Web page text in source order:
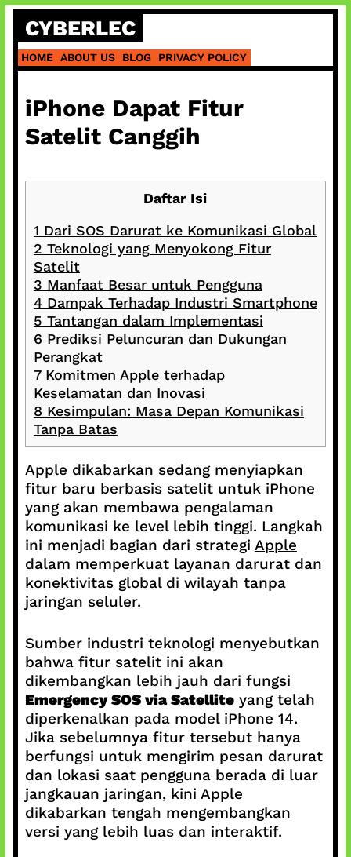
Skip
content
CYBERLEC
HOME ABOUT US BLOG PRIVACY POLICY
iPhone Dapat Fitur
Satelit Canggih
Daftar Isi
1 Dari SOS Darurat ke Komunikasi Global
2 Teknologi yang Menyokong Fitur
Satelit
3 Manfaat Besar untuk Pengguna
4Dampak Terhadap Industri Smartphone
5 Tantangan dalam Implementasi
6 Prediksi Peluncuran dan Dukungan
Perangkat
7Komitmen Apple terhadap
Keselamatan dan Inovasi
8 Kesimpulan: Masa Depan Komunikasi
Tanpa Batas
Apple dikabarkan sedang menyiapkan
fitur baru berbasis satelit untuk iPhone
yang akan membawa pengalaman
komunikasi ke level lebih tinggi. Langkah
ini menjadi bagian dari strategi Apple
dalam memperkuat layanan darurat dan
konektivitasglobal di wilayah tanpa
jaringan seluler.
Sumber industri teknologi menyebutkan
bahwa fitur satelit ini akan
dikembangkan lebih jauh dari fungsi
Emergency SOS via Satelliteyang telah
diperkenalkan pada model iPhone 14.
Jika sebelumnya fitur tersebut hanya
berfungsi untuk mengirim pesan darurat
dan lokasi saat pengguna berada di luar
jangkauan jaringan, kini Apple
dikabarkan tengah mengembangkan
versi yang lebih luas dan interaktif.